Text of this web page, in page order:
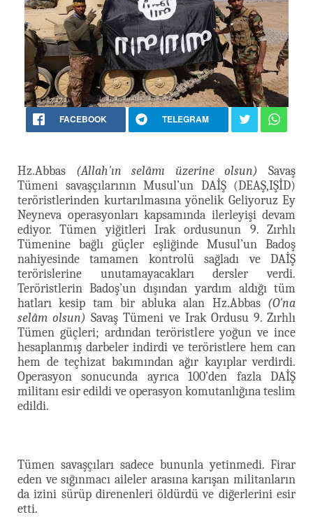
FACEBOOK TELEGRAM
Hz.Abbas (Allah'ın selâmı üzerine olsun) Savaş
Tümeni savaşçılarının Musul’un DAİŞ (DEAŞ,IŞİD)
teröristlerinden kurtarılmasına yönelik Geliyoruz Ey
Neyneva operasyonları kapsamında ilerleyişi devam
ediyor. Tümen yiğitleri Irak ordusunun 9. Zırhlı
Tümenine bağlı güçler eşliğinde Musul’un Badoş
nahiyesinde tamamen kontrolü sağladı ve DAİŞ
terörislerine unutamayacakları dersler verdi.
Teröristlerin Badoş’un dışından yardım aldığı tüm
hatları kesip tam bir abluka alan Hz.Abbas (O'na
selâm olsun) Savaş Tümeni ve Irak Ordusu 9. Zırhlı
Tümen güçleri; ardından teröristlere yoğun ve ince
hesaplanmış darbeler indirdi ve teröristlere hem can
hem de teçhizat bakımından ağır kayıplar verdirdi.
Operasyon sonucunda ayrıca 100’den fazla DAİŞ
militanı esir edildi ve operasyon komutanlığına teslim
edildi.
Tümen savaşçıları sadece bununla yetinmedi. Firar
eden ve sığınmacı aileler arasına karışan militanların
da izini sürüp direnenleri öldürdü ve diğerlerini esir
etti.